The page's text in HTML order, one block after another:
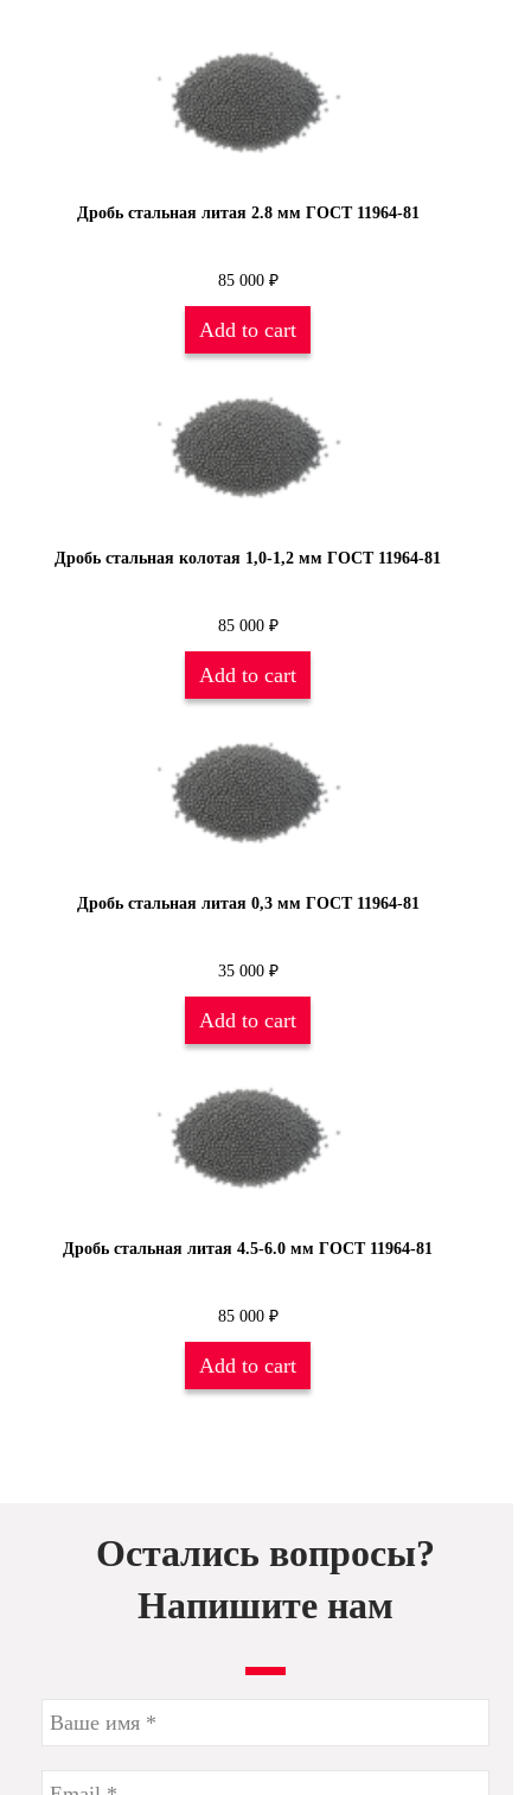
Дробь стальная литая 2.8 мм ГОСТ 11964-81
85 000 ₽
Add to cart
Дробь стальная колотая 1,0-1,2 мм ГОСТ 11964-81
85 000 ₽
Add to cart
Дробь стальная литая 0,3 мм ГОСТ 11964-81
35 000 ₽
Add to cart
Дробь стальная литая 4.5-6.0 мм ГОСТ 11964-81
85 000 ₽
Add to cart
Остались вопросы?
Напишите нам